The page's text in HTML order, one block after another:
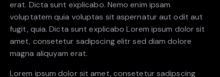
erat. Dicta sunt explicabo. Nemo enim ipsam
voluptatem quia voluptas sit aspernatur aut odit aut
fugit, quia. Dicta sunt explicabo Lorem ipsum dolor sit
amet, consetetur sadipscing elitr sed diam dolore
magna aliquyam erat.
Lorem ipsum dolor sit amet, consetetur sadipscing